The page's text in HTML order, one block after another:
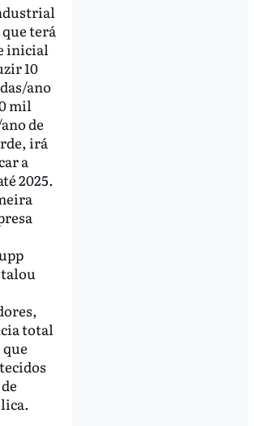
terá
inicial
10
ano
mil
de
irá
a
2025.
total